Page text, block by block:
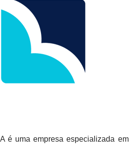
é uma empresa especializada em